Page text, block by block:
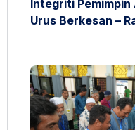
Integriti Pemimpin
Urus Berkesan –